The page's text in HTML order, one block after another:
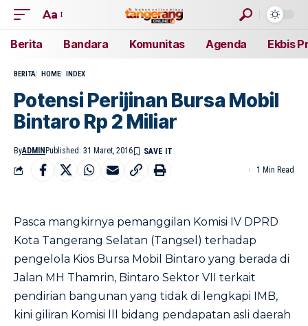
Aa
Berita Bandara Komunitas Agenda Ekbis
BERITA HOME INDEX
Potensi Perijinan Bursa Mobil
Bintaro Rp 2 Miliar
ByADMIN Published: 31 Maret, 2016
1 Min Read
Pasca mangkirnya pemanggilan Komisi IV DPRD
Kota Tangerang Selatan (Tangsel) terhadap
pengelola Kios Bursa Mobil Bintaro yang berada di
Jalan MH Thamrin, Bintaro Sektor VII terkait
pendirian bangunan yang tidak di lengkapi IMB,
kini giliran Komisi lll bidang pendapatan asli daerah